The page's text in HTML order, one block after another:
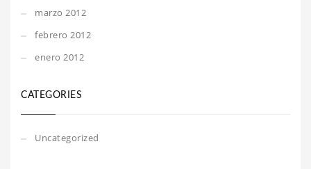
marzo 2012
febrero 2012
enero 2012
CATEGORIES
Uncategorized